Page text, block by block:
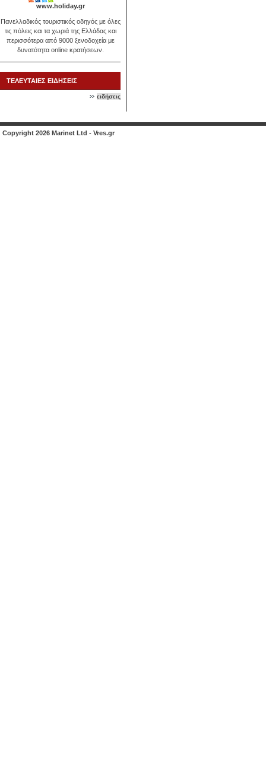
www.holiday.gr
Πανελλαδικός τουριστικός οδηγός με όλες
τις πόλεις και τα χωριά της Ελλάδας και
περισσότερα από 9000 ξενοδοχεία με
δυνατότητα online κρατήσεων.
ΤΕΛΕΥΤΑΙΕΣ ΕΙΔΗΣΕΙΣ
ειδήσεις
Copyright 2026 Marinet Ltd - Vres.gr